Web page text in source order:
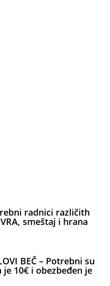
radnici različith
smeštaj i hrana
BEČ – Potrebni su
10€ i obezbeđen je